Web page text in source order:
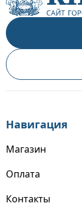
Навигация
Магазин
Оплата
Контакты